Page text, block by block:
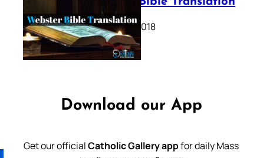
October 11, 2018
Download our App
Get our officialCatholic Gallery appfor daily Mass